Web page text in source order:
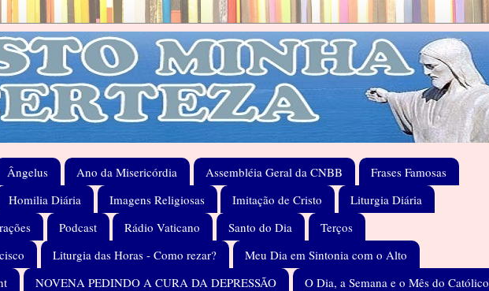
Ângelus Ano da Misericórdia Assembléia Geral da CNBB
Frases Famosas
Homilia Diária Imagens Religiosas Imitação de Cristo
Liturgia Diária
Podcast Rádio Vaticano Santo do Dia
Terços
Liturgia das Horas - Como rezar?
Meu Dia em Sintonia com o Alto
NOVENA PEDINDO A CURA DA DEPRESSÃO
O Dia, a Semana e o Mês do Católico